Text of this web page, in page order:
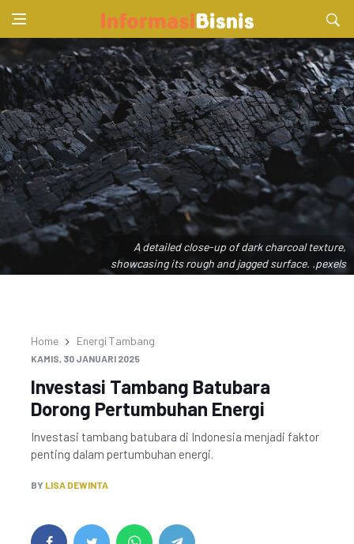
A detailed close-up of dark charcoal texture,
showcasing its rough and jagged surface. .pexels
Home Energi Tambang
KAMIS, 30 JANUARI 2025
Investasi Tambang Batubara
Dorong Pertumbuhan Energi
Investasi tambang batubara di Indonesia menjadi faktor
penting dalam pertumbuhan energi.
BY LISA DEWINTA